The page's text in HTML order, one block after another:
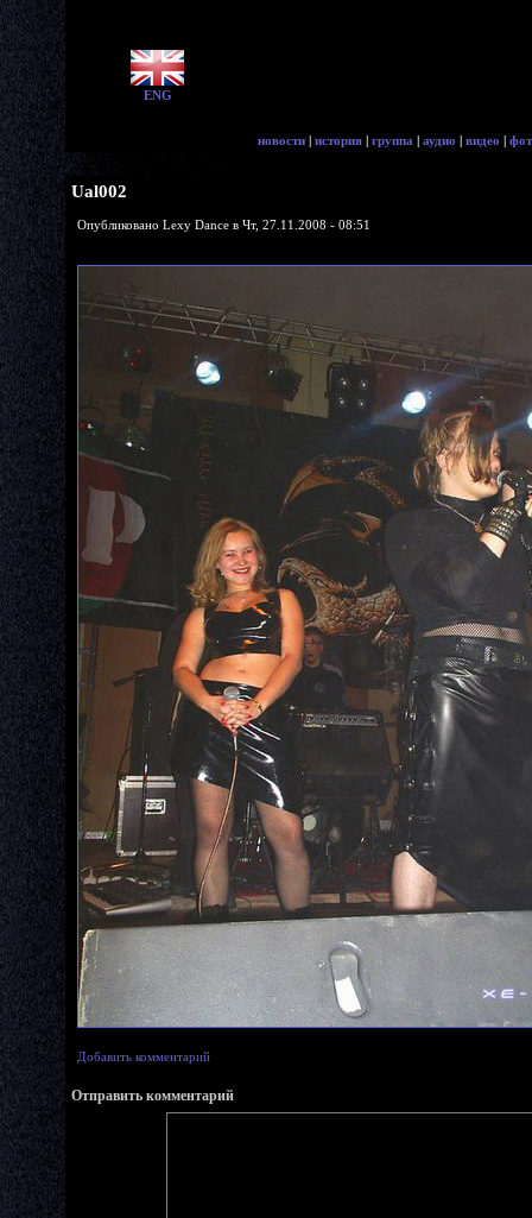
ENG
новости | история | группа | аудио | видео |
Ual002
Опубликовано Lexy Dance в Чт, 27.11.2008 - 08:51
Добавить комментарий
Отправить комментарий